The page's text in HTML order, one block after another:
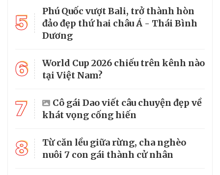
5
Phú Quốc vượt Bali, trở thành hòn
đảo đẹp thứ hai châu Á - Thái Bình
Dương
6
World Cup 2026 chiếu trên kênh nào
tại Việt Nam?
7
Cô gái Dao viết câu chuyện đẹp về
khát vọng cống hiến
8
Từ căn lều giữa rừng, cha nghèo
nuôi 7 con gái thành cử nhân